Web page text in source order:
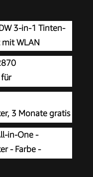
3-in-1 Tinten-
WLAN
| WLAN | A4
3.7 cm LCD-
Jahre
3 Monate gratis
Drucker,
in-One -
- Farbe -